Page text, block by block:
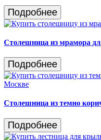
Подробнее
Столешница из мрамора
Подробнее
Столешница из темно
Подробнее